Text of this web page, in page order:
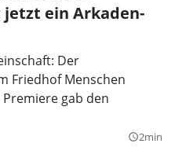
ein Arkaden-
Der
Friedhof Menschen
gab den
query_builder2min